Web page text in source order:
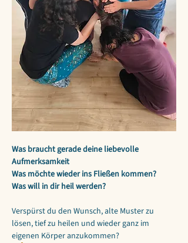
Was braucht gerade deine liebevolle
Aufmerksamkeit
Was möchte wieder ins Fließen kommen?
Was will in dir heil werden?
Verspürst du den Wunsch, alte Muster zu
lösen, tief zu heilen und wieder ganz im
eigenen Körper anzukommen?